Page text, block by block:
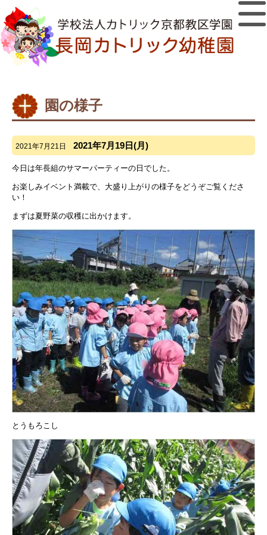
園の様子
2021年7月21日 2021年7月19日(月)
今日は年長組のサマーパーティーの日でした。
お楽しみイベント満載で、大盛り上がりの様子をどうぞご覧くださ
い！
まずは夏野菜の収穫に出かけます。
とうもろこし